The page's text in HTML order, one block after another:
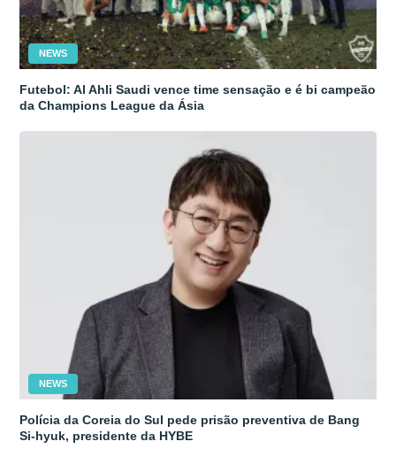
NEWS
Futebol: Al Ahli Saudi vence time sensação e é bi campeão
da Champions League da Ásia
NEWS
Polícia da Coreia do Sul pede prisão preventiva de Bang
Si-hyuk, presidente da HYBE